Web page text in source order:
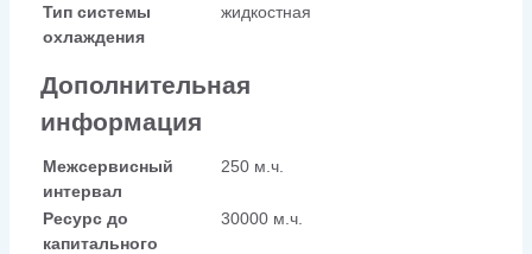
Тип системы
охлаждения
жидкостная
Дополнительная
информация
Межсервисный
интервал
250 м.ч.
Ресурс до
капитального
30000 м.ч.